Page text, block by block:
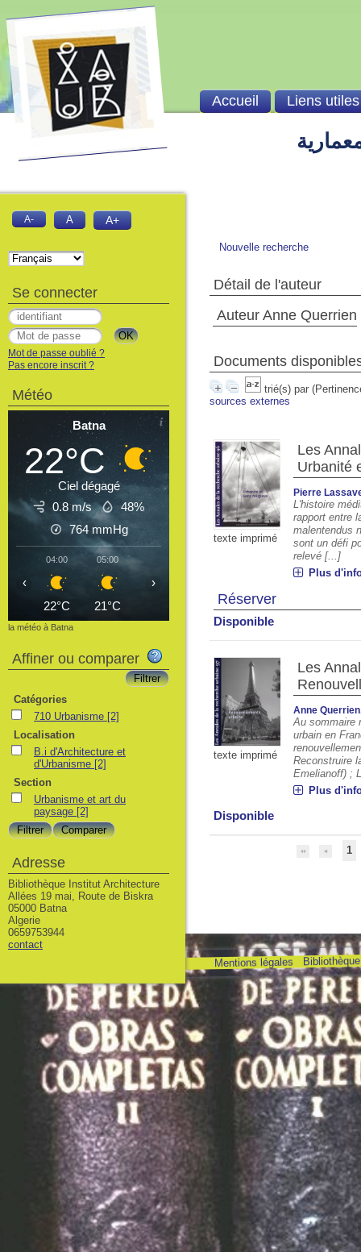
Nouvelle recherche
Détail de l'auteur
Auteur Anne Querrien
Documents
trié(s) par
sources externes
texte imprimé
Les
Urbanité
Pierre
L'histoire
rapport entre
malentendus
sont un défi
relevé [...]
Plus
Réserver
Disponible
texte imprimé
Les
Anne Querrien
Au sommaire
urbain en
Reconstruire
Emelianoff) ;
Plus
Disponible
1
Mentions légales
Accueil Liens utiles
A- A A+
Se connecter
Mot de passe oublié ?
Pas encore inscrit ?
Météo
Batna
22°C
Ciel dégagé
0.8 m/s
48%
764 mmHg
04:00
22°C
05:00
21°C
06:00
23°C 28°C
09:00
‹ ›
la météo à Batna
Affiner ou comparer
Catégories
710 Urbanisme [2]
Localisation
B.i d'Architecture et
d'Urbanisme [2]
Section
Urbanisme et art du
paysage [2]
Adresse
Bibliothèque Institut Architecture
Allées 19 mai, Route de Biskra
05000 Batna
Algerie
0659753944
contact